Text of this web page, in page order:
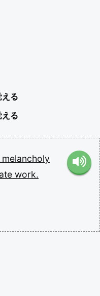
える
える
melancholy
work.